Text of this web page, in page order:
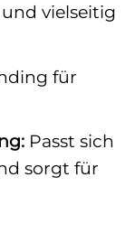
vielseitig
für
Passt sich
sorgt für